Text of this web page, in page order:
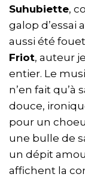
Suhubiette,
galop d’essai
aussi été
Friot, auteur
entier. Le
n’en fait
douce,
pour un
une bulle de
un dépit
affichent la